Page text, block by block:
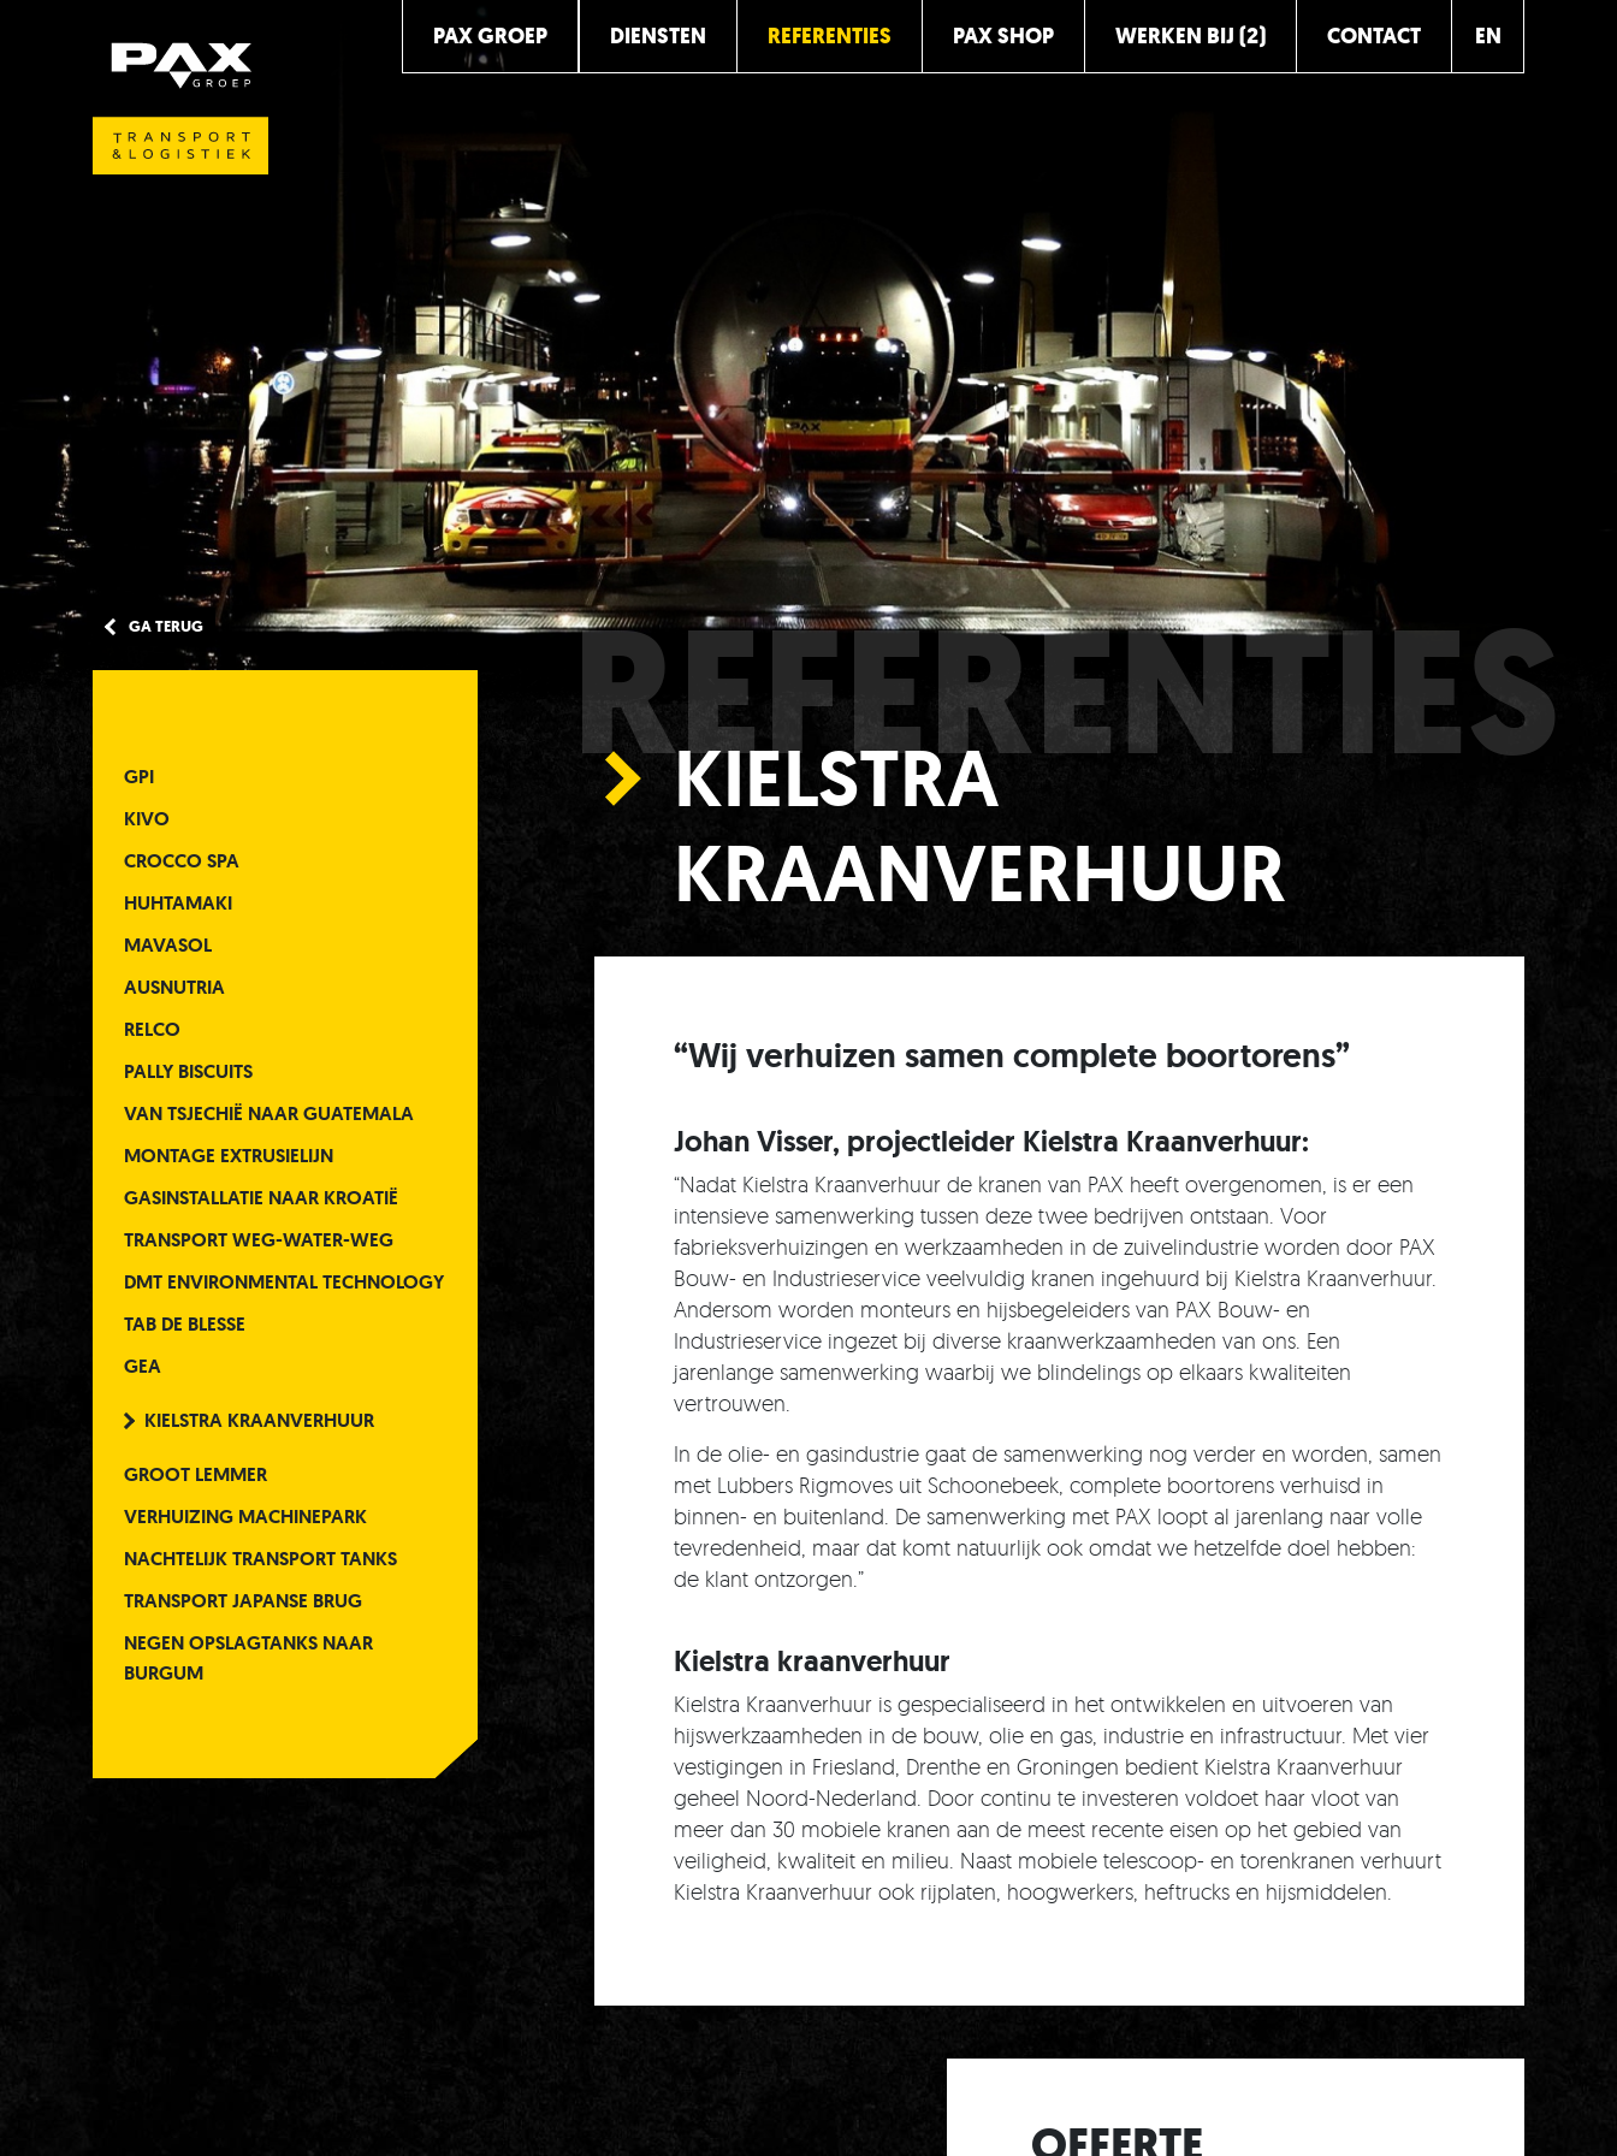
EN
PAX GROEP DIENSTEN REFERENTIES PAX SHOP WERKEN BIJ (2) CONTACT
GA TERUG
GPI
KIVO
CROCCO SPA
HUHTAMAKI
MAVASOL
AUSNUTRIA
RELCO
PALLY BISCUITS
VAN TSJECHIË NAAR GUATEMALA
MONTAGE EXTRUSIELIJN
GASINSTALLATIE NAAR KROATIË
TRANSPORT WEG-WATER-WEG
DMT ENVIRONMENTAL TECHNOLOGY
TAB DE BLESSE
GEA
KIELSTRA KRAANVERHUUR
GROOT LEMMER
VERHUIZING MACHINEPARK
NACHTELIJK TRANSPORT TANKS
TRANSPORT JAPANSE BRUG
NEGEN OPSLAGTANKS NAAR
BURGUM
REFERENTIES
KIELSTRA
KRAANVERHUUR
“Wij verhuizen samen complete boortorens”
Johan Visser, projectleider Kielstra Kraanverhuur:
“Nadat Kielstra Kraanverhuur de kranen van PAX heeft overgenomen, is er een
intensieve samenwerking tussen deze twee bedrijven ontstaan. Voor
fabrieksverhuizingen en werkzaamheden in de zuivelindustrie worden door PAX
Bouw- en Industrieservice veelvuldig kranen ingehuurd bij Kielstra Kraanverhuur.
Andersom worden monteurs en hijsbegeleiders van PAX Bouw- en
Industrieservice ingezet bij diverse kraanwerkzaamheden van ons. Een
jarenlange samenwerking waarbij we blindelings op elkaars kwaliteiten
vertrouwen.
In de olie- en gasindustrie gaat de samenwerking nog verder en worden, samen
met Lubbers Rigmoves uit Schoonebeek, complete boortorens verhuisd in
binnen- en buitenland. De samenwerking met PAX loopt al jarenlang naar volle
tevredenheid, maar dat komt natuurlijk ook omdat we hetzelfde doel hebben:
de klant ontzorgen.”
Kielstra kraanverhuur
Kielstra Kraanverhuur is gespecialiseerd in het ontwikkelen en uitvoeren van
hijswerkzaamheden in de bouw, olie en gas, industrie en infrastructuur. Met vier
vestigingen in Friesland, Drenthe en Groningen bedient Kielstra Kraanverhuur
geheel Noord-Nederland. Door continu te investeren voldoet haar vloot van
meer dan 30 mobiele kranen aan de meest recente eisen op het gebied van
veiligheid, kwaliteit en milieu. Naast mobiele telescoop- en torenkranen verhuurt
Kielstra Kraanverhuur ook rijplaten, hoogwerkers, heftrucks en hijsmiddelen.